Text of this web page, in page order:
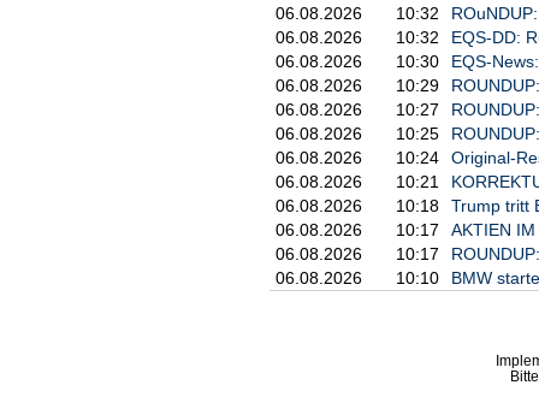
06.08.2026
10:32
06.08.2026
10:32
EQS-DD:
06.08.2026
10:30
EQS-
06.08.2026
10:29
06.08.2026
10:27
06.08.2026
10:25
06.08.2026
10:24
Original-
06.08.2026
10:21
06.08.2026
10:18
Trump tritt
06.08.2026
10:17
AKTIEN
06.08.2026
10:17
06.08.2026
10:10 BMW